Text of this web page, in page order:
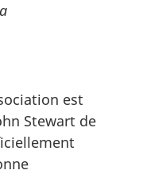
est
Stewart de